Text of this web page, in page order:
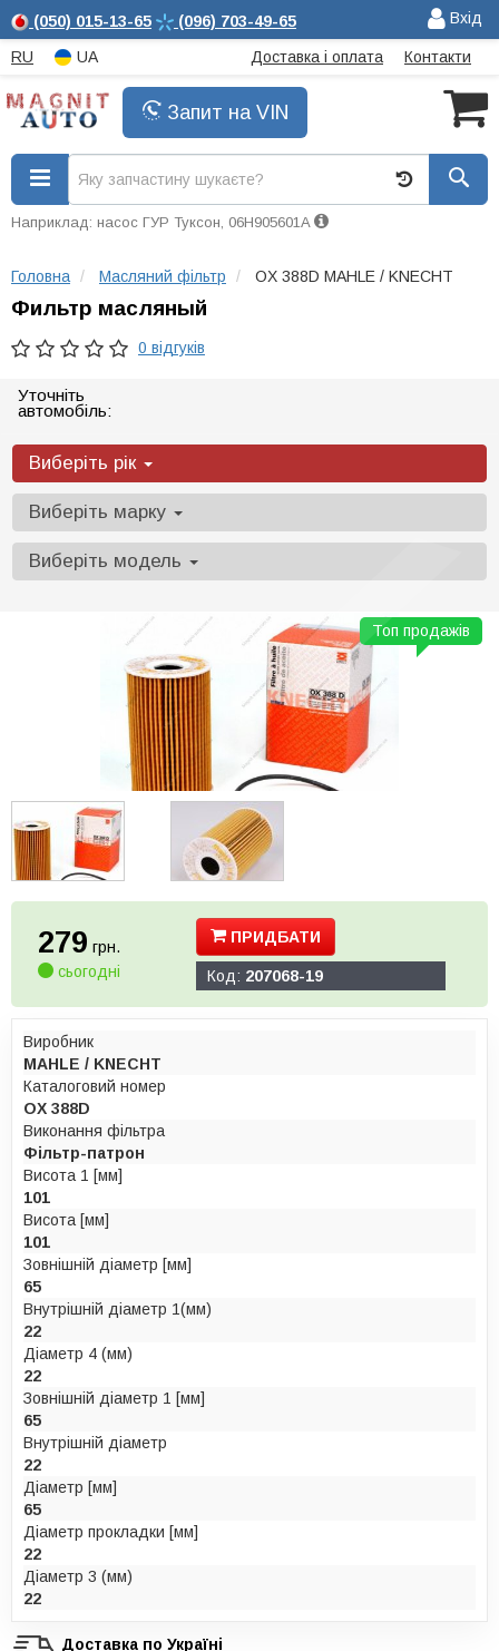
(050) 015-13-65 (096) 703-49-65 Вхід
RU UA Доставка і оплата Контакти
Запит на VIN
Наприклад: насос ГУР Туксон, 06H905601A
Головна Масляний фільтр OX 388D MAHLE / KNECHT
Фильтр масляный
0 відгуків
Уточніть
автомобіль:
Виберіть рік
Виберіть марку
Виберіть модель
Топ продажів
279 грн.
сьогодні
ПРИДБАТИ
Код: 207068-19
Виробник
MAHLE / KNECHT
Каталоговий номер
OX 388D
Виконання фільтра
Фільтр-патрон
Висота 1 [мм]
101
Висота [мм]
101
Зовнішній діаметр [мм]
65
Внутрішній діаметр 1(мм)
22
Діаметр 4 (мм)
22
Зовнішній діаметр 1 [мм]
65
Внутрішній діаметр
22
Діаметр [мм]
65
Діаметр прокладки [мм]
22
Діаметр 3 (мм)
22
Доставка по Україні